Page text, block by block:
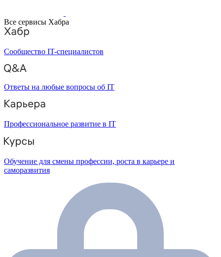
Все сервисы Хабра
Сообщество IT-специалистов
Ответы на любые вопросы об IT
Профессиональное развитие в IT
Обучение для смены профессии, роста в карьере и
саморазвития